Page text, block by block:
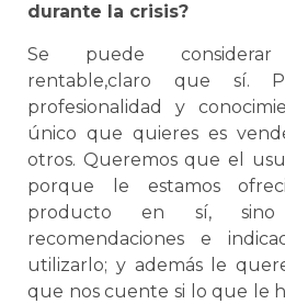
durante la crisis?
Se puede
rentable,claro que sí.
profesionalidad y
único que quieres es
otros. Queremos que el
porque le estamos
producto en sí,
recomendaciones e
utilizarlo; y además le
que nos cuente si lo que le